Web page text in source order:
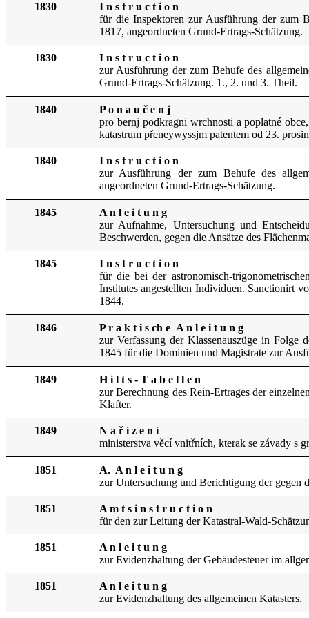
1830
I n s t r u c t i o n
für die Inspektoren zur Ausführung der zum
1817, angeordneten Grund-Ertrags-Schätzung.
1830
I n s t r u c t i o n
zur Ausführung der zum Behufe des
Grund-Ertrags-Schätzung. 1., 2. und 3. Theil.
1840
P o n a u č e n j
pro bernj podkragni wrchnosti a poplatné
katastrum přeneywyssjm patentem od 23.
1840
I n s t r u c t i o n
zur Ausführung der zum Behufe des
angeordneten Grund-Ertrags-Schätzung.
1845
A n l e i t u n g
zur Aufnahme, Untersuchung und
Beschwerden, gegen die Ansätze des
1845
I n s t r u c t i o n
für die bei der astronomisch-
Institutes angestellten Individuen. Sanctionirt
1844.
1846
P r a k t i s ch e A n l e i t u n g
zur Verfassung der Klassenauszüge in
1845 für die Dominien und Magistrate zur
1849
H i l t s - T a b e l l e n
zur Berechnung des Rein-Ertrages der
Klafter.
1849
N a ř í z e n í
ministerstva věcí vnitřních, kterak se závady
1851
A. A n l e i t u n g
zur Untersuchung und Berichtigung der gegen
1851
A m t s i n s t r u c t i o n
für den zur Leitung der Katastral-Wald-
1851
A n l e i t u n g
zur Evidenzhaltung der Gebäudesteuer im
1851
A n l e i t u n g
zur Evidenzhaltung des allgemeinen Katasters.